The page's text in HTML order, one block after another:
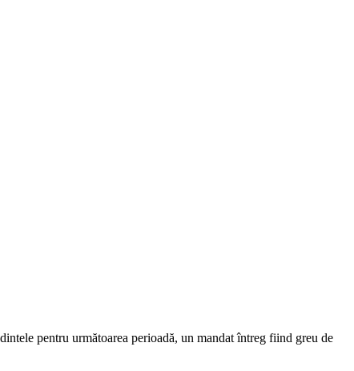
pentru următoarea perioadă, un mandat întreg fiind greu de